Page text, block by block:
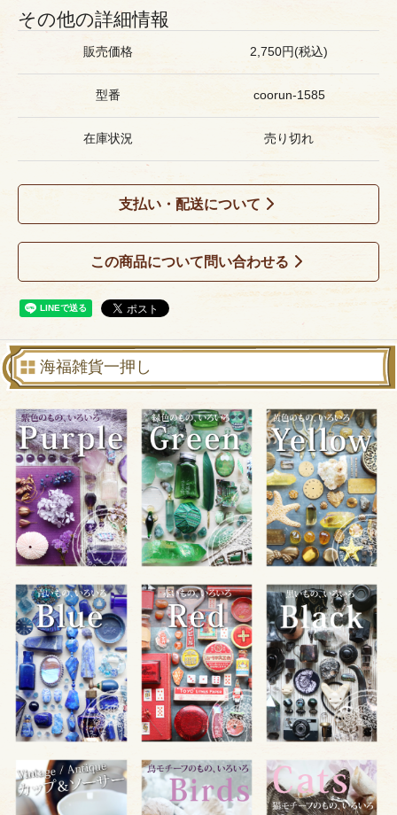
その他の詳細情報
販売価格 2,750円(税込)
型番 coorun-1585
在庫状況 売り切れ
支払い・配送について
この商品について問い合わせる
海福雑貨一押し